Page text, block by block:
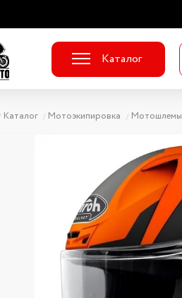
Каталог
Каталог Мотоэкипировка Мотошлемы